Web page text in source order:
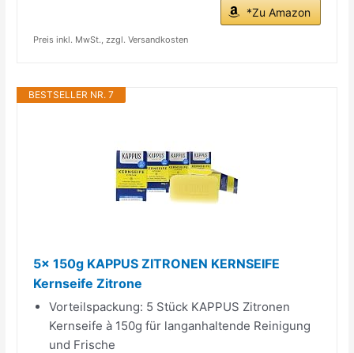
*Zu Amazon
Preis inkl. MwSt., zzgl. Versandkosten
BESTSELLER NR. 7
5x 150g KAPPUS ZITRONEN KERNSEIFE
Kernseife Zitrone
Vorteilspackung: 5 Stück KAPPUS Zitronen
Kernseife à 150g für langanhaltende Reinigung
und Frische